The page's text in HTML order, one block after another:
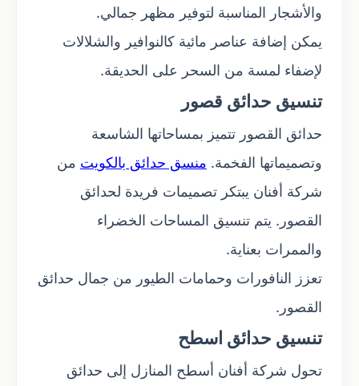
والأشجار المناسبة لتوفير مظهر جمالي.
يمكن إضافة عناصر مائية كالنوافير والشلالات
لإضفاء لمسة من السحر على الحديقة.
تنسيق حدائق قصور
حدائق القصور تتميز بمساحاتها الشاسعة
وتصميماتها الفخمة. منسق حدائق بالكويت من
شركة أفنان يبتكر تصميمات فريدة لحدائق
القصور. يتم تنسيق المساحات الخضراء
والممرات بعناية.
تعزز النافورات وحمامات الطيور من جمال حدائق
القصور.
تنسيق حدائق اسطح
تحول شركة أفنان أسطح المنازل إلى حدائق